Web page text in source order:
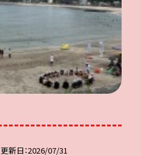
更新日 2026/07/31